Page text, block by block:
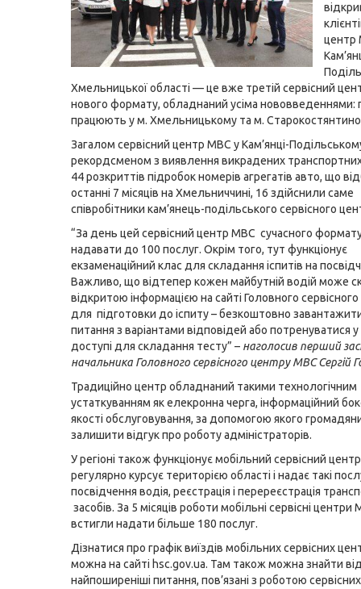
центр
Хмельницької області — це вже третій сервісний
нового формату, обладнаний усіма нововведеннями:
працюють у м. Хмельницькому та м.
Загалом сервісний центр МВС у Кам’янці-
рекордсменом з виявлення викрадених транспортних
44 розкриттів підробок номерів агрегатів авто, що
останні 7 місяців на Хмельниччині, 16 здійснили саме
співробітники кам’янець-подільського сервісного
“За день цей сервісний центр МВС сучасного
надавати до 100 послуг. Окрім того, тут функціонує
екзаменаційний клас для складання іспитів на
Важливо, що відтепер кожен майбутній водій може
відкритою інформацією на сайті Головного
для підготовки до іспиту – безкоштовно
питання з варіантами відповідей або потренуватися
доступі для складання тесту” – наголосив перший
начальника Головного сервісного центру МВС Сергій
Традиційно центр обладнаний такими технологічним
устаткуванням як елекронна черга, інформаційний
якості обслуговування, за допомогою якого
залишити відгук про роботу адміністраторів.
У регіоні також функціонує мобільний сервісний
регулярно курсує територією області і надає такі
посвідчення водія, реєстрація і перереєстрація
засобів. За 5 місяців роботи мобільні сервісні центри
встигли надати більше 180 послуг.
Дізнатися про графік виїздів мобільних сервісних
можна на сайті hsc.gov.ua. Там також можна знайти
найпоширеніші питання, пов’язані з роботою